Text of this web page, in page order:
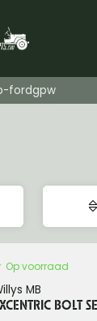
fordgpw
Op voorraad
MB
BOLT